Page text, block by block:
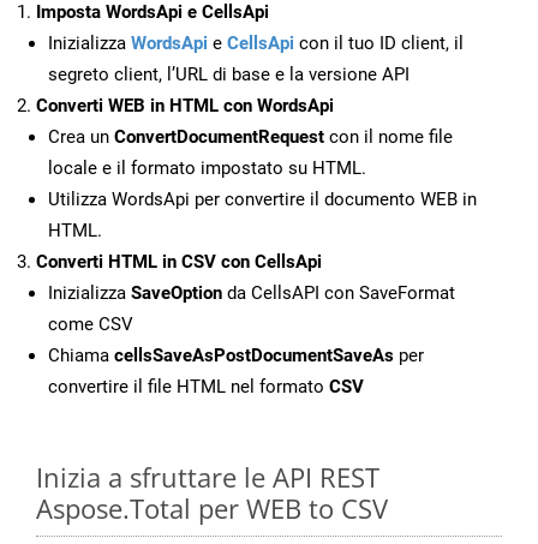
Imposta WordsApi e CellsApi
Inizializza WordsApi e CellsApi con il tuo ID client, il
segreto client, l’URL di base e la versione API
Converti WEB in HTML con WordsApi
Crea un ConvertDocumentRequest con il nome file
locale e il formato impostato su HTML.
Utilizza WordsApi per convertire il documento WEB in
HTML.
Converti HTML in CSV con CellsApi
Inizializza SaveOption da CellsAPI con SaveFormat
come CSV
Chiama cellsSaveAsPostDocumentSaveAs per
convertire il file HTML nel formato CSV
Inizia a sfruttare le API REST
Aspose.Total per WEB to CSV